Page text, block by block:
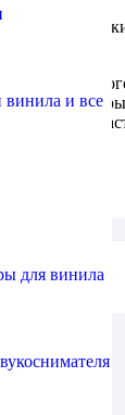
и все
для винила
для